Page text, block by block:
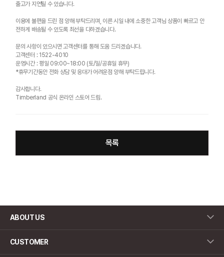
출고가 지연될 수 있습니다.
이용에 불편을 드린 점 양해 부탁드리며, 이른 시일 내에 소중한 고객님 상품이 빠르고 안
전하게 배송될 수 있도록 최선을 다하겠습니다.
문의 사항이 있으시면 고객센터를 통해 도움 드리겠습니다.
고객센터 : 1522-4010
운영시간 : 평일 09:00~18:00 (토/일/공휴일 휴무)
*휴무기간동안 전화 상담 및 응대가 어려운점 양해 부탁드립니다.
감사합니다.
Timberland 공식 온라인 스토어 드림.
목록
ABOUT US
CUSTOMER